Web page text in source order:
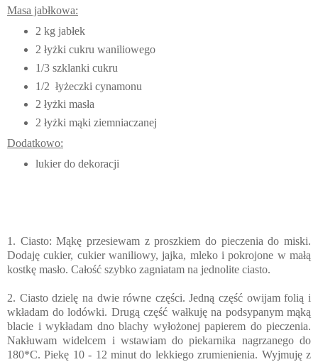
Masa jabłkowa:
2 kg jabłek
2 łyżki cukru waniliowego
1/3 szklanki cukru
1/2 łyżeczki cynamonu
2 łyżki masła
2 łyżki mąki ziemniaczanej
Dodatkowo:
lukier do dekoracji
1. Ciasto: Mąkę przesiewam z proszkiem do pieczenia do miski.
Dodaję cukier, cukier waniliowy, jajka, mleko i pokrojone w małą
kostkę masło. Całość szybko zagniatam na jednolite ciasto.
2. Ciasto dzielę na dwie równe części. Jedną część owijam folią i
wkładam do lodówki. Drugą część wałkuję na podsypanym mąką
blacie i wykładam dno blachy wyłożonej papierem do pieczenia.
Nakłuwam widelcem i wstawiam do piekarnika nagrzanego do
180*C. Piekę 10 - 12 minut do lekkiego zrumienienia. Wyjmuję z